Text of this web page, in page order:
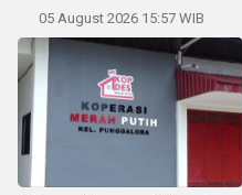
05 August 2026 15:57 WIB